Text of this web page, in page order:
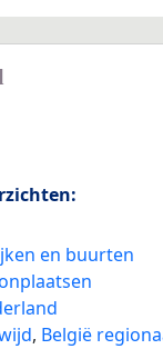
en buurten
, België